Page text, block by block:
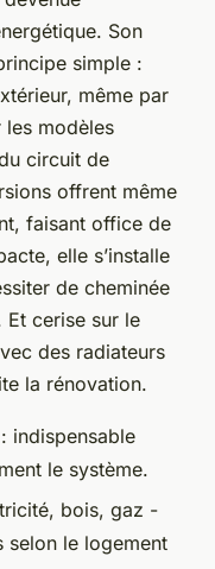
Son
simple :
même par
les modèles
circuit de
offrent même
faisant office de
elle s’installe
de cheminée
cerise sur le
des radiateurs
la rénovation.
: indispensable
le système.
bois, gaz -
selon le logement